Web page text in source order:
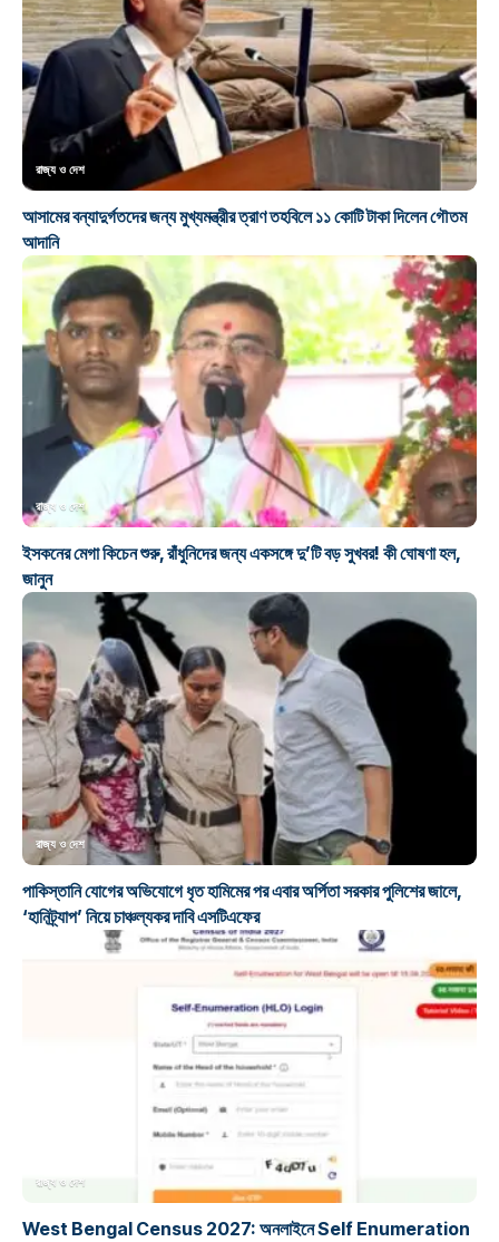
রাজ্য ও দেশ
আসামের বন্যাদুর্গতদের জন্য মুখ্যমন্ত্রীর ত্রাণ তহবিলে ১১ কোটি টাকা দিলেন গৌতম
আদানি
রাজ্য ও দেশ
ইসকনের মেগা কিচেন শুরু, রাঁধুনিদের জন্য একসঙ্গে দু’টি বড় সুখবর! কী ঘোষণা হল,
জানুন
রাজ্য ও দেশ
পাকিস্তানি যোগের অভিযোগে ধৃত হামিমের পর এবার অর্পিতা সরকার পুলিশের জালে,
‘হানিট্র্যাপ’ নিয়ে চাঞ্চল্যকর দাবি এসটিএফের
রাজ্য ও দেশ
West Bengal Census 2027: অনলাইনে Self Enumeration